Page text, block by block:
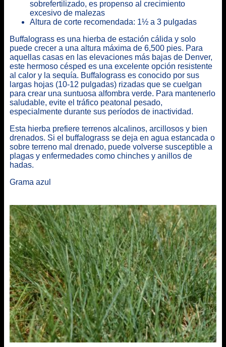
sobrefertilizado, es propenso al crecimiento
excesivo de malezas
Altura de corte recomendada: 1½ a 3 pulgadas
Buffalograss es una hierba de estación cálida y solo
puede crecer a una altura máxima de 6,500 pies. Para
aquellas casas en las elevaciones más bajas de Denver,
este hermoso césped es una excelente opción resistente
al calor y la sequía. Buffalograss es conocido por sus
largas hojas (10-12 pulgadas) rizadas que se cuelgan
para crear una suntuosa alfombra verde. Para mantenerlo
saludable, evite el tráfico peatonal pesado,
especialmente durante sus períodos de inactividad.
Esta hierba prefiere terrenos alcalinos, arcillosos y bien
drenados. Si el buffalograss se deja en agua estancada o
sobre terreno mal drenado, puede volverse susceptible a
plagas y enfermedades como chinches y anillos de
hadas.
Grama azul